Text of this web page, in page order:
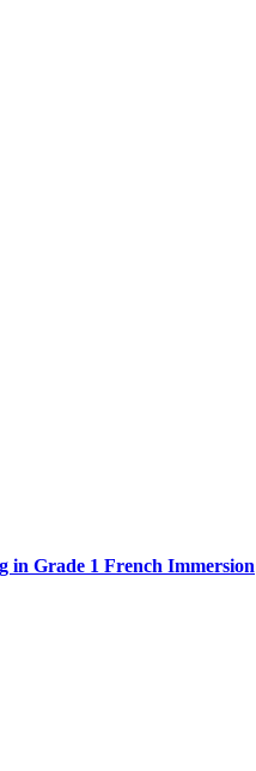
in Grade 1 French Immersion